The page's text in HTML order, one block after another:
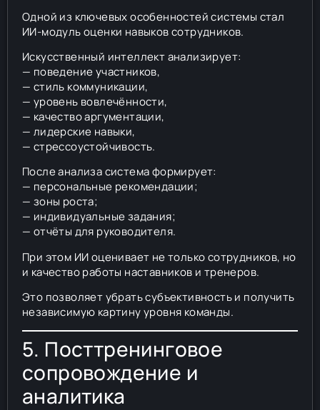
Одной из ключевых особенностей системы стал
ИИ-модуль оценки навыков сотрудников.
Искусственный интеллект анализирует:
— поведение участников,
— стиль коммуникации,
— уровень вовлечённости,
— качество аргументации,
— лидерские навыки,
— стрессоустойчивость.
После анализа система формирует:
— персональные рекомендации;
— зоны роста;
— индивидуальные задания;
— отчёты для руководителя.
При этом ИИ оценивает не только сотрудников, но
и качество работы наставников и тренеров.
Это позволяет убрать субъективность и получить
независимую картину уровня команды.
5. Посттренинговое
сопровождение и
аналитика